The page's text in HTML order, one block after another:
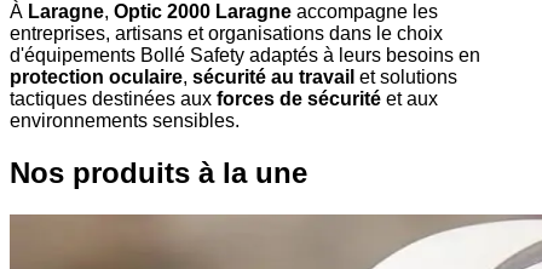
À Laragne, Optic 2000 Laragne accompagne les
entreprises, artisans et organisations dans le choix
d'équipements Bollé Safety adaptés à leurs besoins en
protection oculaire, sécurité au travail et solutions
tactiques destinées aux forces de sécurité et aux
environnements sensibles.
Nos produits à la une